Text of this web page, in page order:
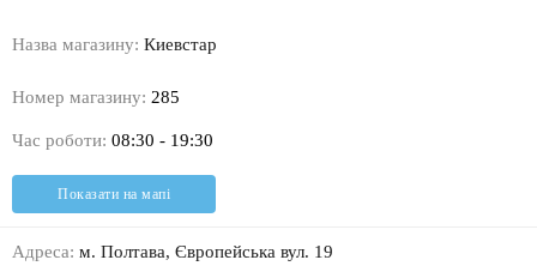
Назва магазину: Киевстар
Номер магазину: 285
Час роботи: 08:30 - 19:30
Показати на мапі
Адреса: м. Полтава, Європейська вул. 19